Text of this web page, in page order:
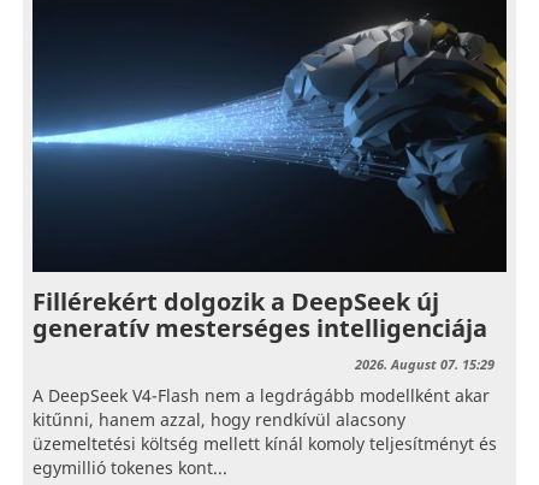
Fillérekért dolgozik a DeepSeek új
generatív mesterséges intelligenciája
2026. August 07. 15:29
A DeepSeek V4-Flash nem a legdrágább modellként akar
kitűnni, hanem azzal, hogy rendkívül alacsony
üzemeltetési költség mellett kínál komoly teljesítményt és
egymillió tokenes kont...